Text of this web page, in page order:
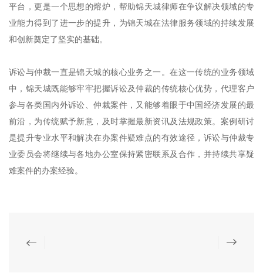
平台，更是一个思想的熔炉，帮助锦天城律师在争议解决领域的专
业能力得到了进一步的提升，为锦天城在法律服务领域的持续发展
和创新奠定了坚实的基础。
诉讼与仲裁一直是锦天城的核心业务之一。在这一传统的业务领域
中，锦天城既能够牢牢把握诉讼及仲裁的传统核心优势，代理客户
参与各类国内外诉讼、仲裁案件，又能够着眼于中国经济发展的最
前沿，为传统赋予新意，及时掌握最新资讯及法规政策。案例研讨
是提升专业水平和解决在办案件疑难点的有效途径，诉讼与仲裁专
业委员会将继续与各地办公室保持紧密联系及合作，并持续共享疑
难案件的办案经验。